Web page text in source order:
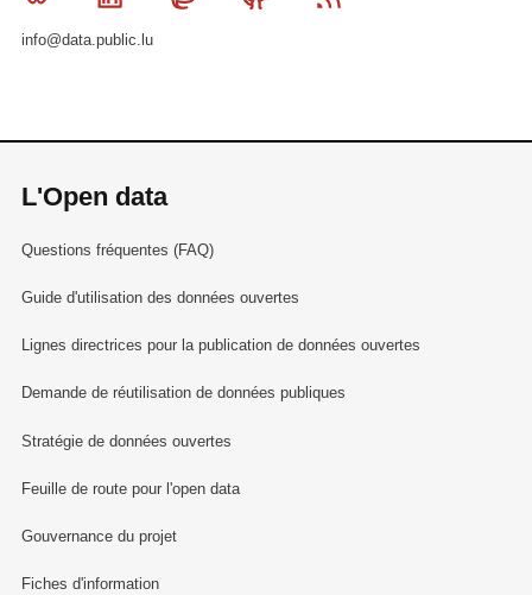
info@data.public.lu
L'Open data
Questions fréquentes (FAQ)
Guide d'utilisation des données ouvertes
Lignes directrices pour la publication de données ouvertes
Demande de réutilisation de données publiques
Stratégie de données ouvertes
Feuille de route pour l'open data
Gouvernance du projet
Fiches d'information